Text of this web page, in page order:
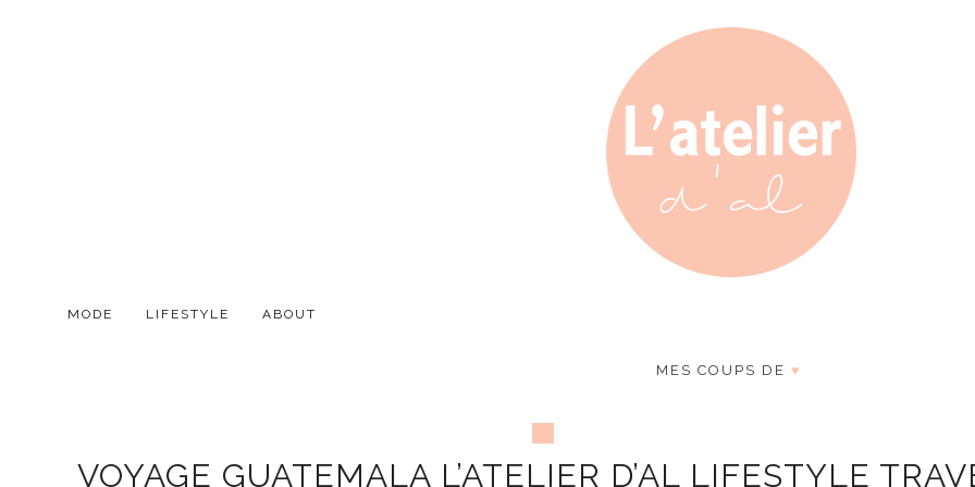
MODE LIFESTYLE ABOUT
MES COUPS DE ♥
VOYAGE GUATEMALA L’ATELIER D’AL LIFESTYLE